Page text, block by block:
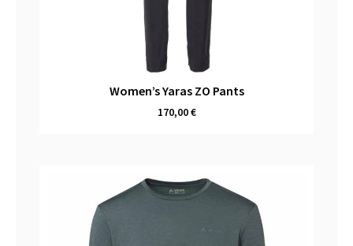
Women’s Yaras ZO Pants
170,00€